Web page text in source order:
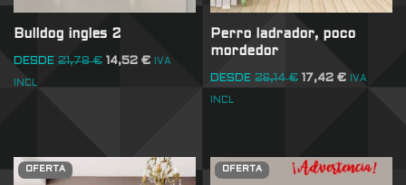
Bulldog ingles 2
DESDE 21,78€ 14,52 € IVA
INCL
Perro ladrador, poco
mordedor
DESDE 26,14€ 17,42€ IVA
INCL
OFERTA OFERTA